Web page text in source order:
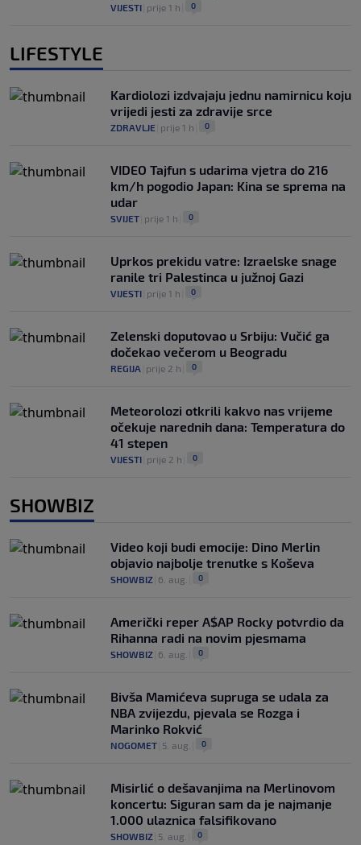
VIJESTI prije 1 h 0
LIFESTYLE
Kardiolozi izdvajaju jednu namirnicu koju
vrijedi jesti za zdravije srce
ZDRAVLJE prije 1 h 0
VIDEO Tajfun s udarima vjetra do 216
km/h pogodio Japan: Kina se sprema na
udar
SVIJET prije 1 h 0
Uprkos prekidu vatre: Izraelske snage
ranile tri Palestinca u južnoj Gazi
VIJESTI prije 1 h 0
Zelenski doputovao u Srbiju: Vučić ga
dočekao večerom u Beogradu
REGIJA prije 2 h 0
Meteorolozi otkrili kakvo nas vrijeme
očekuje narednih dana: Temperatura do
41 stepen
VIJESTI prije 2 h 0
SHOWBIZ
Video koji budi emocije: Dino Merlin
objavio najbolje trenutke s Koševa
SHOWBIZ 6. aug. 0
Američki reper A$AP Rocky potvrdio da
Rihanna radi na novim pjesmama
SHOWBIZ 6. aug. 0
Bivša Mamićeva supruga se udala za
NBA zvijezdu, pjevala se Rozga i
Marinko Rokvić
NOGOMET 5. aug. 0
Misirlić o dešavanjima na Merlinovom
koncertu: Siguran sam da je najmanje
1.000 ulaznica falsifikovano
SHOWBIZ 5. aug. 0